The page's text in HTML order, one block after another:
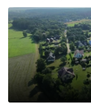
Trwa kolejny etap
drogi prowadzącej